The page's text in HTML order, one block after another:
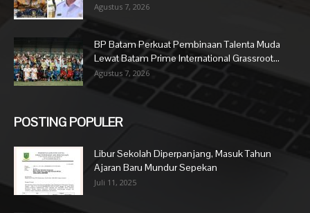
Agustus 7, 2026
BP Batam Perkuat Pembinaan Talenta Muda
Lewat Batam Prime International Grassroot...
Agustus 7, 2026
POSTING POPULER
Libur Sekolah Diperpanjang, Masuk Tahun
Ajaran Baru Mundur Sepekan
Juli 11, 2025